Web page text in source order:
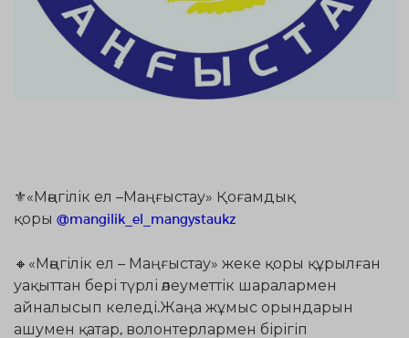
⚜️«Мәңгілік ел –Маңғыстау» Қоғамдық
қоры @mangilik_el_mangystaukz
🔸«Мәңгілік ел – Маңғыстау» жеке қоры құрылған
уақыттан бері түрлі әлеуметтік шаралармен
айналысып келеді.Жаңа жұмыс орындарын
ашумен қатар, волонтерлармен бірігіп